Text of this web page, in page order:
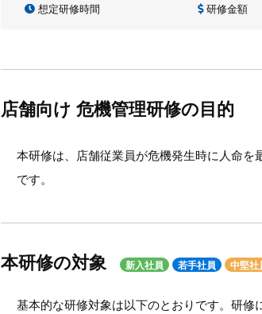
想定研修時間
研修金額
店舗向け 危機管理研修の目的
本研修は、店舗従業員が危機発生時に人命
です。
本研修の対象 新入社員 若手社員 中堅社
基本的な研修対象は以下のとおりです。研修